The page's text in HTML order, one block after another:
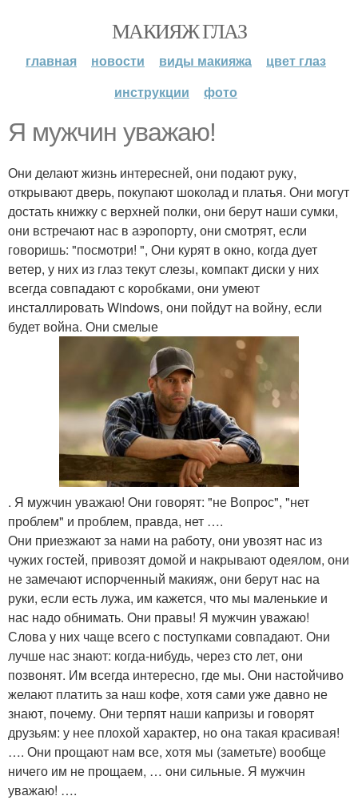
МАКИЯЖ ГЛАЗ
главная новости виды макияжа
цвет глаз
инструкции
фото
Я мужчин уважаю!
Они делают жизнь интересней, они подают руку,
открывают дверь, покупают шоколад и платья. Они могут
достать книжку с верхней полки, они берут наши сумки,
они встречают нас в аэропорту, они смотрят, если
говоришь: "посмотри! ", Они курят в окно, когда дует
ветер, у них из глаз текут слезы, компакт диски у них
всегда совпадают с коробками, они умеют
инсталлировать Windows, они пойдут на войну, если
будет война. Они смелые
. Я мужчин уважаю! Они говорят: "не Вопрос", "нет
проблем" и проблем, правда, нет ….
Они приезжают за нами на работу, они увозят нас из
чужих гостей, привозят домой и накрывают одеялом, они
не замечают испорченный макияж, они берут нас на
руки, если есть лужа, им кажется, что мы маленькие и
нас надо обнимать. Они правы! Я мужчин уважаю!
Слова у них чаще всего с поступками совпадают. Они
лучше нас знают: когда-нибудь, через сто лет, они
позвонят. Им всегда интересно, где мы. Они настойчиво
желают платить за наш кофе, хотя сами уже давно не
знают, почему. Они терпят наши капризы и говорят
друзьям: у нее плохой характер, но она такая красивая!
…. Они прощают нам все, хотя мы (заметьте) вообще
ничего им не прощаем, … они сильные. Я мужчин
уважаю! ….